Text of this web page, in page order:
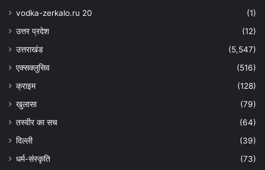
vodka-zerkalo.ru 20
(1)
उत्तर प्रदेश
(12)
उत्तराखंड
(5,547)
एक्सक्लुसिव
(516)
क्राइम
(128)
खुलासा
(79)
तस्वीर का सच
(64)
दिल्ली
(39)
धर्म-संस्कृति
(73)